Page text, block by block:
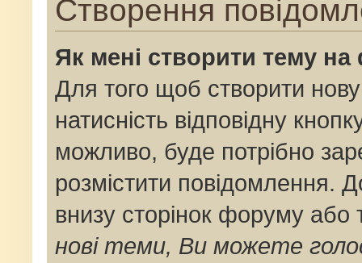
Створення
Як мені створити тему
Для того щоб створити
натисність відповідну
можливо, буде потрібно
розмістити повідомлення.
внизу сторінок форуму або
нові теми, Ви можете